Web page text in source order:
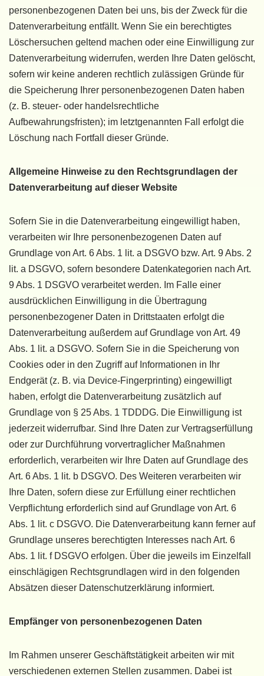
personenbezogenen Daten bei uns, bis der Zweck für die
Datenverarbeitung entfällt. Wenn Sie ein berechtigtes
Löschersuchen geltend machen oder eine Einwilligung zur
Datenverarbeitung widerrufen, werden Ihre Daten gelöscht,
sofern wir keine anderen rechtlich zulässigen Gründe für
die Speicherung Ihrer personenbezogenen Daten haben
(z. B. steuer- oder handelsrechtliche
Aufbewahrungsfristen); im letztgenannten Fall erfolgt die
Löschung nach Fortfall dieser Gründe.
Allgemeine Hinweise zu den Rechtsgrundlagen der
Datenverarbeitung auf dieser Website
Sofern Sie in die Datenverarbeitung eingewilligt haben,
verarbeiten wir Ihre personenbezogenen Daten auf
Grundlage von Art. 6 Abs. 1 lit. a DSGVO bzw. Art. 9 Abs. 2
lit. a DSGVO, sofern besondere Datenkategorien nach Art.
9 Abs. 1 DSGVO verarbeitet werden. Im Falle einer
ausdrücklichen Einwilligung in die Übertragung
personenbezogener Daten in Drittstaaten erfolgt die
Datenverarbeitung außerdem auf Grundlage von Art. 49
Abs. 1 lit. a DSGVO. Sofern Sie in die Speicherung von
Cookies oder in den Zugriff auf Informationen in Ihr
Endgerät (z. B. via Device-Fingerprinting) eingewilligt
haben, erfolgt die Datenverarbeitung zusätzlich auf
Grundlage von § 25 Abs. 1 TDDDG. Die Einwilligung ist
jederzeit widerrufbar. Sind Ihre Daten zur Vertragserfüllung
oder zur Durchführung vorvertraglicher Maßnahmen
erforderlich, verarbeiten wir Ihre Daten auf Grundlage des
Art. 6 Abs. 1 lit. b DSGVO. Des Weiteren verarbeiten wir
Ihre Daten, sofern diese zur Erfüllung einer rechtlichen
Verpflichtung erforderlich sind auf Grundlage von Art. 6
Abs. 1 lit. c DSGVO. Die Datenverarbeitung kann ferner auf
Grundlage unseres berechtigten Interesses nach Art. 6
Abs. 1 lit. f DSGVO erfolgen. Über die jeweils im Einzelfall
einschlägigen Rechtsgrundlagen wird in den folgenden
Absätzen dieser Datenschutzerklärung informiert.
Empfänger von personenbezogenen Daten
Im Rahmen unserer Geschäftstätigkeit arbeiten wir mit
verschiedenen externen Stellen zusammen. Dabei ist